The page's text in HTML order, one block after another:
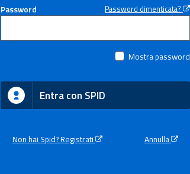
Password Password dimenticata?
Mostra password
Entra con SPID
Non hai Spid? Registrati Annulla